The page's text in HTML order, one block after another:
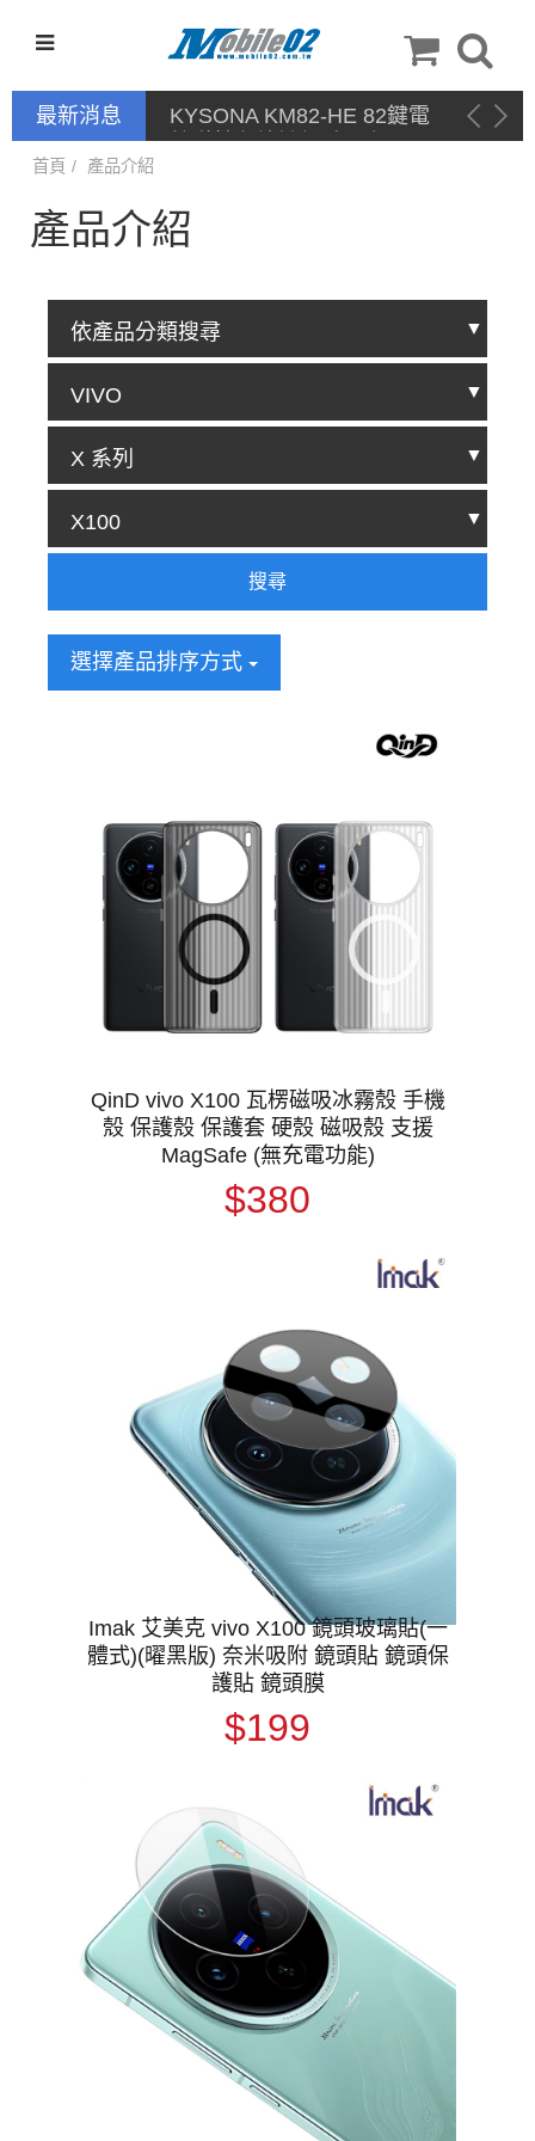
最新消息
首頁 產品介紹
產品介紹
搜尋
選擇產品排序方式
QinD vivo X100 瓦楞磁吸冰霧殼 手機
殼 保護殼 保護套 硬殼 磁吸殼 支援
MagSafe (無充電功能)
$380
Imak 艾美克 vivo X100 鏡頭玻璃貼(一
體式)(曜黑版) 奈米吸附 鏡頭貼 鏡頭保
護貼 鏡頭膜
$199